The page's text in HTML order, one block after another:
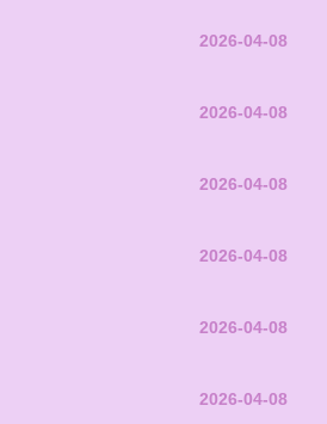
2026-04-08
2026-04-08
2026-04-08
2026-04-08
2026-04-08
2026-04-08